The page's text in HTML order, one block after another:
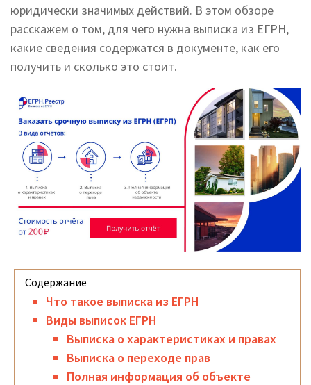
юридически значимых действий. В этом обзоре
расскажем о том, для чего нужна выписка из ЕГРН,
какие сведения содержатся в документе, как его
получить и сколько это стоит.
Что такое выписка из ЕГРН
Виды выписок ЕГРН
Выписка о характеристиках и правах
Выписка о переходе прав
Полная информация об объекте